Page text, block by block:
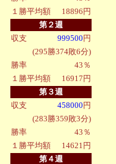
１勝平均額
18896円
第２週
収支
999500 円
(295勝374敗6分)
勝率
43％
１勝平均額
16917円
第３週
収支
458000 円
(283勝359敗3分)
勝率
43％
１勝平均額
14621円
第４週